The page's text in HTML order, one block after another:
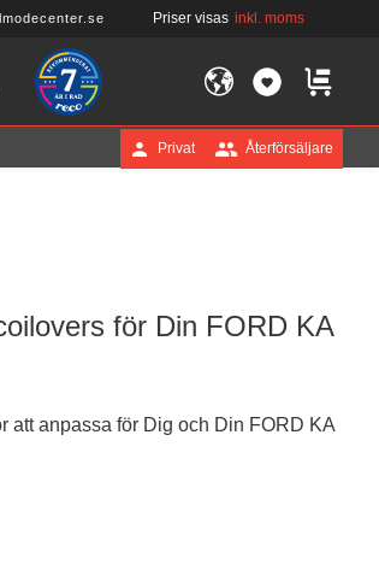
Priser visas inkl. moms
Privat Återförsäljare
FAVORITER
för Din FORD KA
att anpassa för Dig och Din FORD KA